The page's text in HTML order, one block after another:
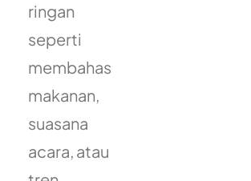
ringan
seperti
membahas
makanan,
suasana
acara, atau